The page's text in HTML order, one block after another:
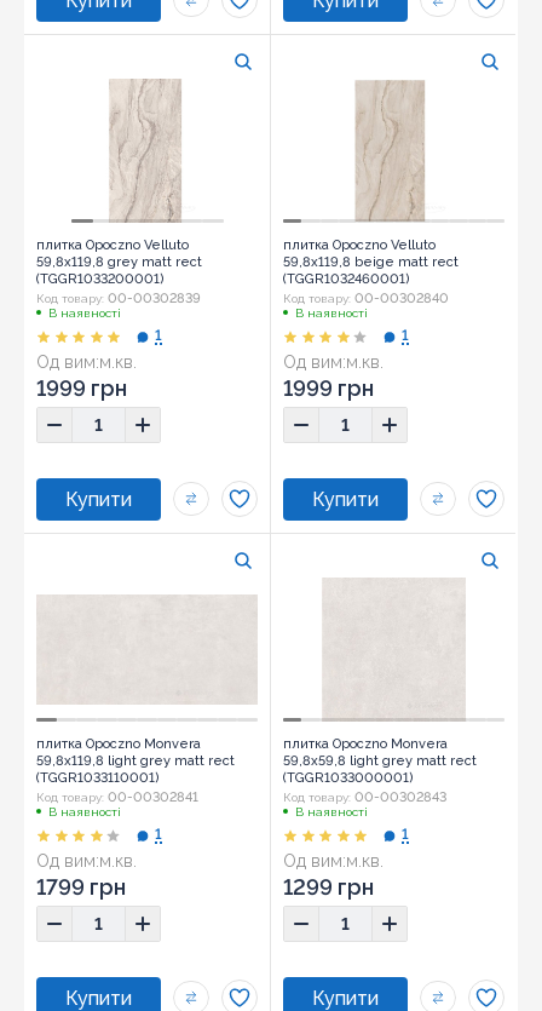
плитка Opoczno Velluto
59,8x119,8 grey matt rect
(TGGR1033200001)
Код товару: 00-00302839
В наявності
Од вим:м.кв.
1
1999 грн
плитка Opoczno Velluto
59,8x119,8 beige matt rect
(TGGR1032460001)
Код товару: 00-00302840
В наявності
Од вим:м.кв.
1
1999 грн
плитка Opoczno Monvera
59,8x119,8 light grey matt rect
(TGGR1033110001)
Код товару: 00-00302841
В наявності
Од вим:м.кв.
1
1799 грн
плитка Opoczno Monvera
59,8x59,8 light grey matt rect
(TGGR1033000001)
Код товару: 00-00302843
В наявності
Од вим:м.кв.
1
1299 грн